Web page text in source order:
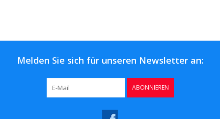
Melden Sie sich für unseren Newsletter an:
ABONNIEREN